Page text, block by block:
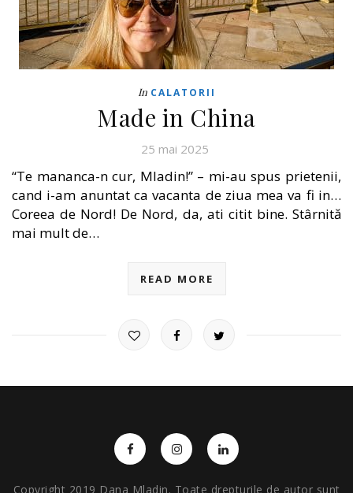
In CALATORII
Made in China
25 mai 2025
“Te mananca-n cur, Mladin!” – mi-au spus prietenii,
cand i-am anuntat ca vacanta de ziua mea va fi in…
Coreea de Nord! De Nord, da, ati citit bine. Stârnită
mai mult de…
READ MORE
Copyright 2019 Dana Mladin. Toate drepturile de autor sunt